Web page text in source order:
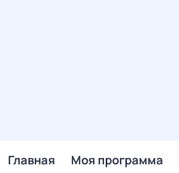
Главная Моя программа